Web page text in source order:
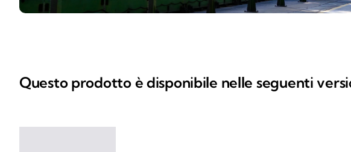
Questo prodotto è disponibile nelle seguenti